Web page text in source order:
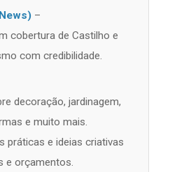
–
cobertura de Castilho e
com credibilidade.
decoração, jardinagem,
e muito mais.
práticas e ideias criativas
e orçamentos.